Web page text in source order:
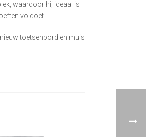
waardoor hij ideaal is
voldoet.
toetsenbord en muis